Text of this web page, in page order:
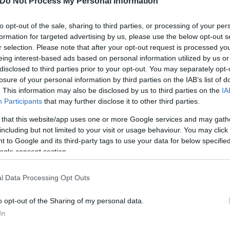
opt-out of the sale, sharing to third parties, or processing of your
for targeted advertising by us, please use the below opt-out
selection. Please note that after your opt-out request is processed
interest-based ads based on personal information utilized by us
to third parties prior to your opt-out. You may separately
of your personal information by third parties on the IAB’s list of
This information may also be disclosed by us to third parties on the
Participants that may further disclose it to other third parties.
that this website/app uses one or more Google services and may
but not limited to your visit or usage behaviour. You may
to Google and its third-party tags to use your data for below
consent section.
Data Processing Opt Outs
opt-out of the Sharing of my personal data.
για τον κορονοϊό.
πολίτες να αναζητούν τεστ, αλλά και
φάρμακα και αντιβιώσεις, όπου και υπάρχει το